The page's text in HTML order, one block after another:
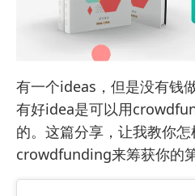
有一个ideas，但是没有钱
有好idea是可以用
的。这篇分享，让我教你
crowdfunding来筹获你的